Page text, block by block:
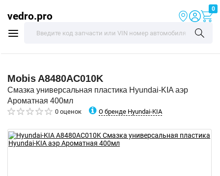
vedro.pro
0
Mobis A8480AC010K
Смазка универсальная пластика Hyundai-KIA аэр
Ароматная 400мл
0 оценок О бренде Hyundai-KIA